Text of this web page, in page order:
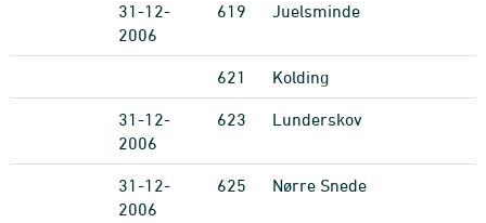
31-12-
2006
619 Juelsminde
621 Kolding
31-12-
2006
623 Lunderskov
31-12-
2006
625 Nørre Snede